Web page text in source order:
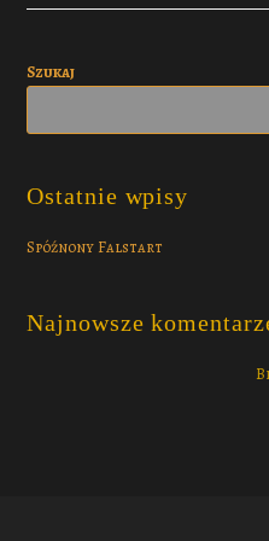
Szukaj
Ostatnie wpisy
Spóźnony Falstart
Najnowsze